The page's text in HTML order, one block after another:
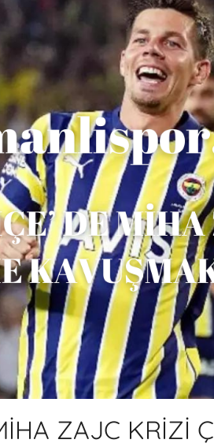
ZAJC KRİZİ